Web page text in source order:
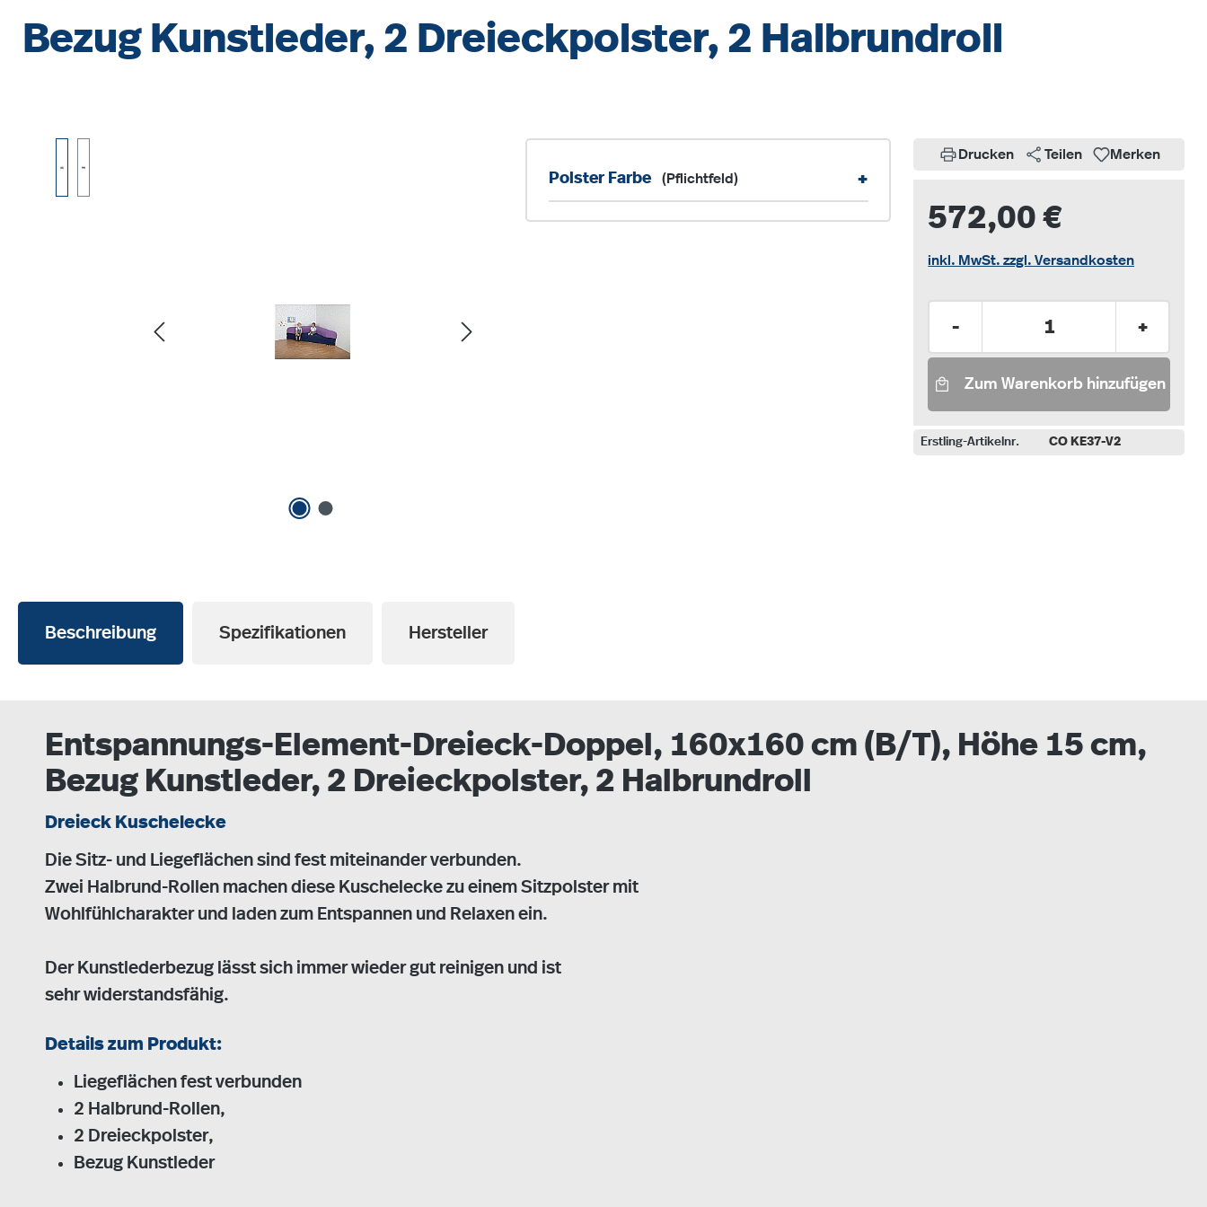
Bezug Kunstleder, 2 Dreieckpolster, 2 Halbrundroll
Polster Farbe (Pflichtfeld) +
Drucken Teilen Merken
572,00 €
inkl. MwSt. zzgl. Versandkosten
Produkt Anzahl: Gib den
- +
Zum Warenkorb hinzufügen
Erstling-Artikelnr. CO KE37-V2
Beschreibung Spezifikationen Hersteller
Entspannungs-Element-Dreieck-Doppel, 160x160 cm (B/T), Höhe 15 cm,
Bezug Kunstleder, 2 Dreieckpolster, 2 Halbrundroll
Dreieck Kuschelecke
Die Sitz- und Liegeflächen sind fest miteinander verbunden.
Zwei Halbrund-Rollen machen diese Kuschelecke zu einem Sitzpolster mit
Wohlfühlcharakter und laden zum Entspannen und Relaxen ein.
Der Kunstlederbezug lässt sich immer wieder gut reinigen und ist
sehr widerstandsfähig.
Details zum Produkt:
Liegeflächen fest verbunden
2 Halbrund-Rollen,
2 Dreieckpolster,
Bezug Kunstleder